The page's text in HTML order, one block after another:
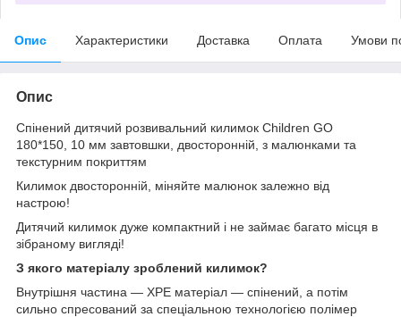
Опис Характеристики Доставка Оплата Умови
Опис
Спінений дитячий розвивальний килимок Children GO
180*150, 10 мм завтовшки, двосторонній, з малюнками та
текстурним покриттям
Килимок двосторонній, міняйте малюнок залежно від
настрою!
Дитячий килимок дуже компактний і не займає багато місця в
зібраному вигляді!
З якого матеріалу зроблений килимок?
Внутрішня частина — XPE матеріал — спінений, а потім
сильно спресований за спеціальною технологією полімер